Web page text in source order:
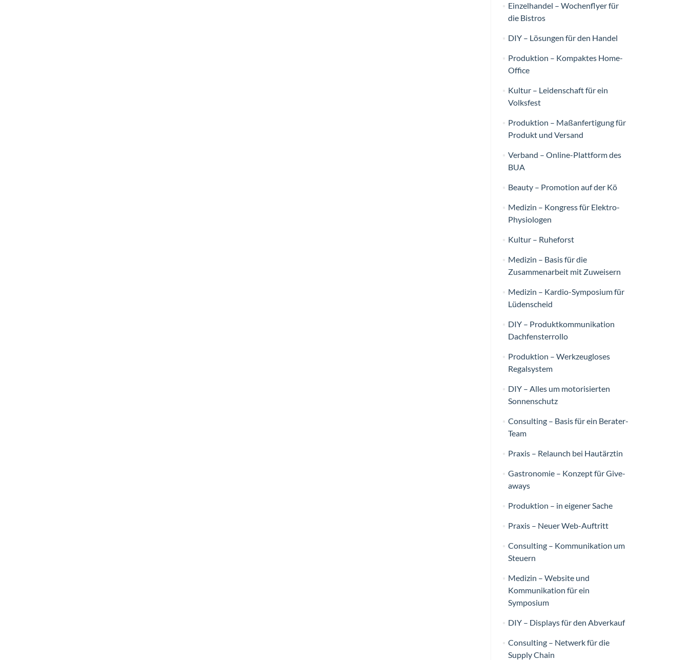
Einzelhandel – Wochenflyer für
die Bistros
DIY – Lösungen für den Handel
Produktion – Kompaktes Home-
Office
Kultur – Leidenschaft für ein
Volksfest
Produktion – Maßanfertigung für
Produkt und Versand
Verband – Online-Plattform des
BUA
Beauty – Promotion auf der Kö
Medizin – Kongress für Elektro-
Physiologen
Kultur – Ruheforst
Medizin – Basis für die
Zusammenarbeit mit Zuweisern
Medizin – Kardio-Symposium für
Lüdenscheid
DIY – Produktkommunikation
Dachfensterrollo
Produktion – Werkzeugloses
Regalsystem
DIY – Alles um motorisierten
Sonnenschutz
Consulting – Basis für ein Berater-
Team
Praxis – Relaunch bei Hautärztin
Gastronomie – Konzept für Give-
aways
Produktion – in eigener Sache
Praxis – Neuer Web-Auftritt
Consulting – Kommunikation um
Steuern
Medizin – Website und
Kommunikation für ein
Symposium
DIY – Displays für den Abverkauf
Consulting – Netwerk für die
Supply Chain